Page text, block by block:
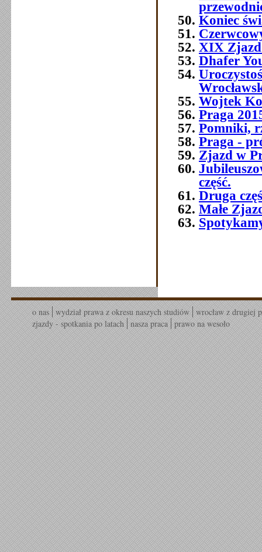
Koniec
XIX Zjazd
Dhafer
Wojtek
Praga
Pomniki,
Praga -
Zjazd w
część.
Druga
Małe
o nas wydział prawa z okresu naszych studiów wrocław z drugiej
zjazdy - spotkania po latach nasza praca prawo na wesoło